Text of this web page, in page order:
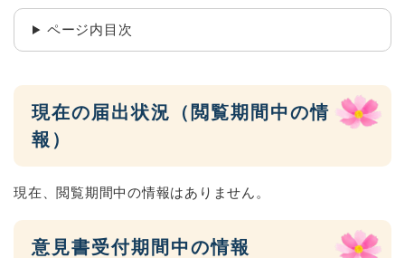
ページ内目次
現在の届出状況（閲覧期間中の情
報）
現在、閲覧期間中の情報はありません。
意見書受付期間中の情報